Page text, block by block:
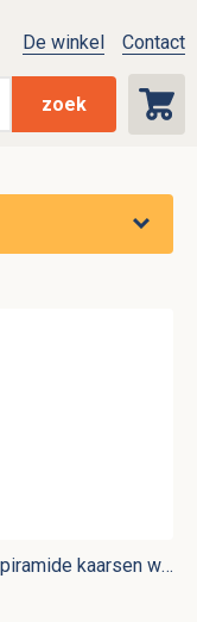
zoek
De winkel Contact
Kleine piramide kaarsen wit k. vk 11